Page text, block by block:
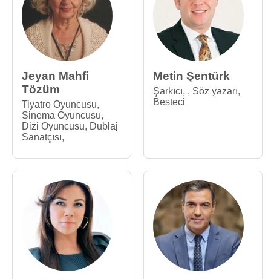
Jeyan Mahfi
Tözüm
Tiyatro Oyuncusu,
Sinema Oyuncusu,
Dizi Oyuncusu, Dublaj
Sanatçısı,
Metin Şentürk
Şarkıcı, , Söz yazarı,
Besteci